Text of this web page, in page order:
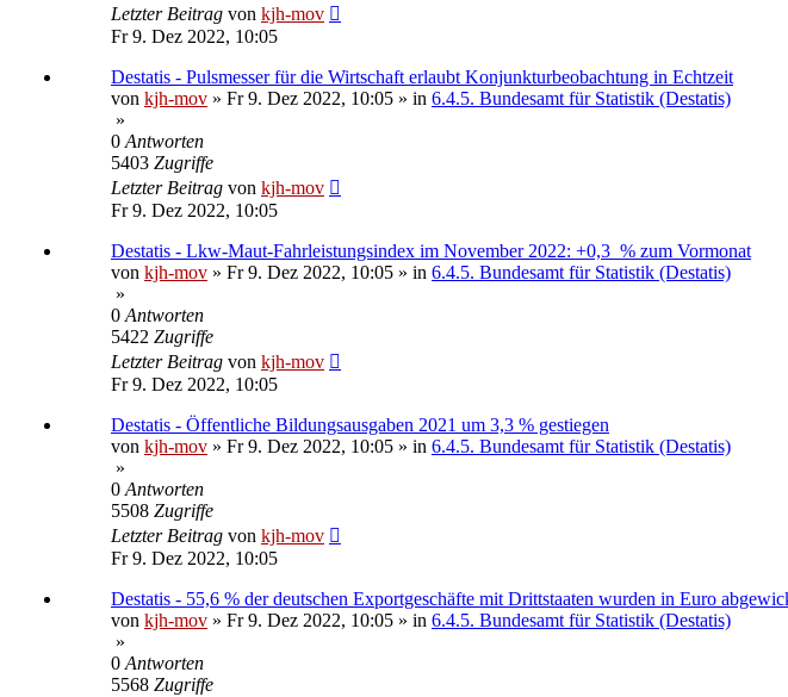
Letzter Beitrag von kjh-mov
Fr 9. Dez 2022, 10:05
Destatis - Pulsmesser für die Wirtschaft erlaubt Konjunkturbeobachtung in Echtzeit
von kjh-mov » Fr 9. Dez 2022, 10:05 » in 6.4.5. Bundesamt für Statistik (Destatis)
»
0 Antworten
5403 Zugriffe
Letzter Beitrag von kjh-mov
Fr 9. Dez 2022, 10:05
Destatis - Lkw-Maut-Fahrleistungsindex im November 2022: +0,3 % zum Vormonat
von kjh-mov » Fr 9. Dez 2022, 10:05 » in 6.4.5. Bundesamt für Statistik (Destatis)
»
0 Antworten
5422 Zugriffe
Letzter Beitrag von kjh-mov
Fr 9. Dez 2022, 10:05
Destatis - Öffentliche Bildungsausgaben 2021 um 3,3 % gestiegen
von kjh-mov » Fr 9. Dez 2022, 10:05 » in 6.4.5. Bundesamt für Statistik (Destatis)
»
0 Antworten
5508 Zugriffe
Letzter Beitrag von kjh-mov
Fr 9. Dez 2022, 10:05
Destatis - 55,6 % der deutschen Exportgeschäfte mit Drittstaaten wurden in Euro
von kjh-mov » Fr 9. Dez 2022, 10:05 » in 6.4.5. Bundesamt für Statistik (Destatis)
»
0 Antworten
5568 Zugriffe